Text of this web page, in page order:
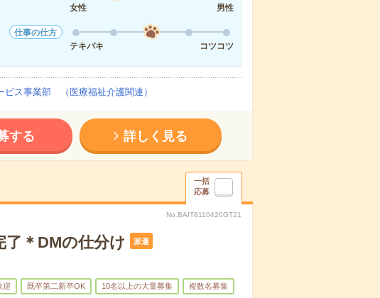
女性
男性
仕事の仕方
テキパキ
コツコツ
ス事業部 （医療福祉介護関連）
する 詳しく見る
一括
応募
No.BAIT8110420GT21
了＊DMの仕分け 派遣
迎 既卒第二新卒OK 10名以上の大量募集 複数名募集